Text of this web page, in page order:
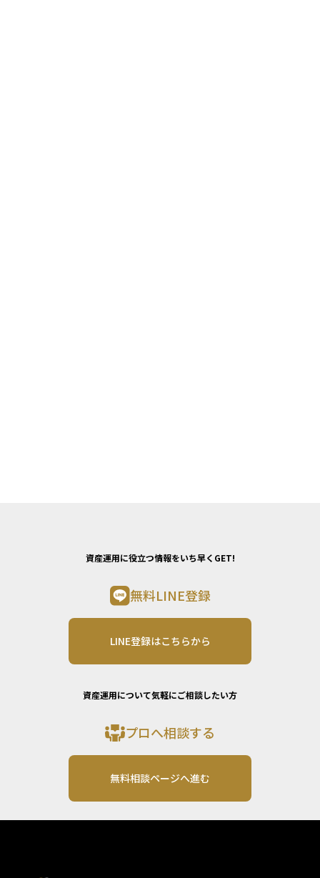
資産運用に役立つ情報をいち早くGET!
無料LINE登録
LINE登録はこちらから
資産運用について気軽にご相談したい方
プロへ相談する
無料相談ページへ進む